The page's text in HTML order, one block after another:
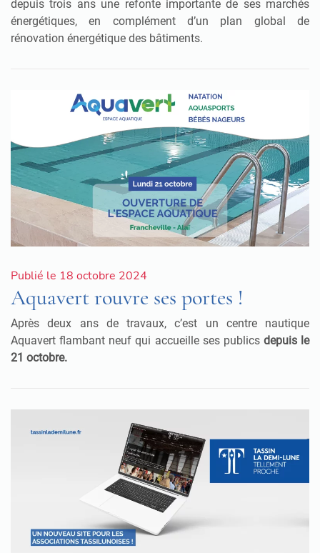
depuis trois ans une refonte importante de ses marchés
énergétiques, en complément d’un plan global de
rénovation énergétique des bâtiments.
Publié le 18 octobre 2024
Aquavert rouvre ses portes !
Après deux ans de travaux, c’est un centre nautique
Aquavert flambant neuf qui accueille ses publics depuisle
21 octobre.